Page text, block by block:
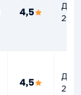
4,5
До
4,5
До